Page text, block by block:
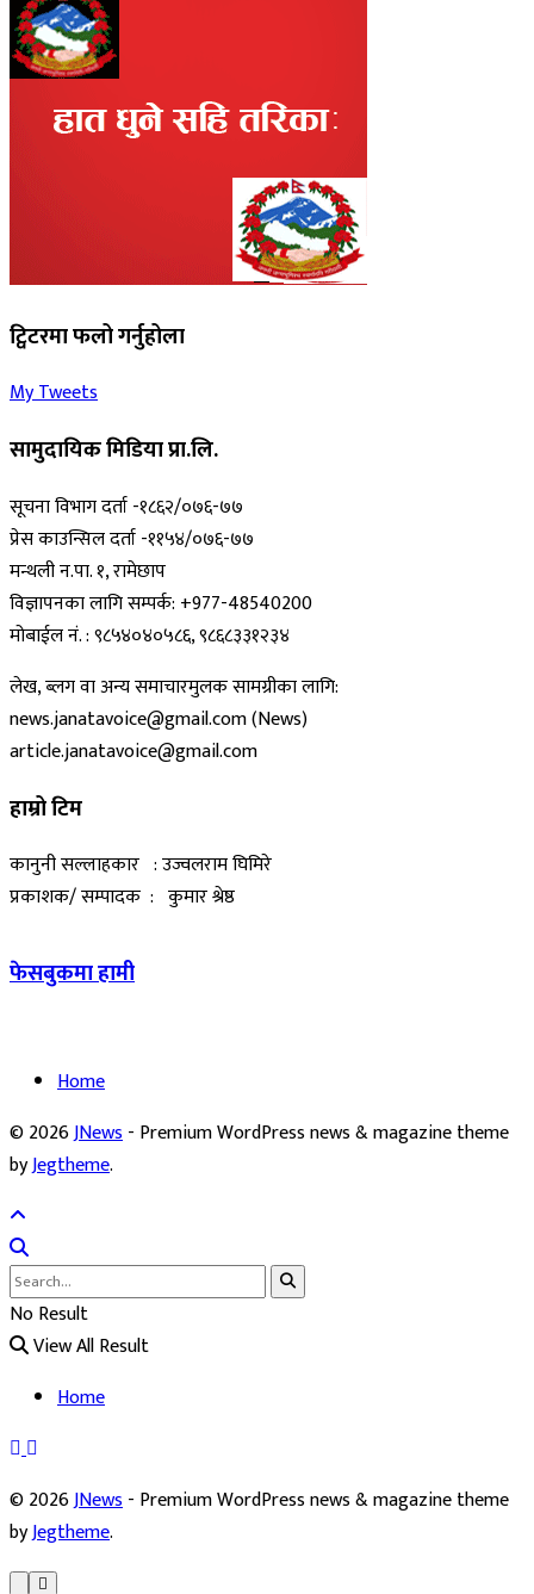
ट्विटरमा फलो गर्नुहोला
My Tweets
सामुदायिक मिडिया प्रा.लि.
सूचना विभाग दर्ता -१८६२/०७६-७७
प्रेस काउन्सिल दर्ता -११५४/०७६-७७
मन्थली न.पा. १, रामेछाप
विज्ञापनका लागि सम्पर्क: +977-48540200
मोबाईल नं. : ९८५४०४०५८६, ९८६८३३१२३४
लेख, ब्लग वा अन्य समाचारमुलक सामग्रीका लागि:
news.janatavoice@gmail.com (News)
article.janatavoice@gmail.com
हाम्रो टिम
कानुनी सल्लाहकार : उज्वलराम घिमिरे
प्रकाशक/ सम्पादक : कुमार श्रेष्ठ
फेसबुकमा हामी
Home
© 2026JNews- Premium WordPress news & magazine theme
byJegtheme.
No Result
View All Result
Home
© 2026JNews- Premium WordPress news & magazine theme
byJegtheme.